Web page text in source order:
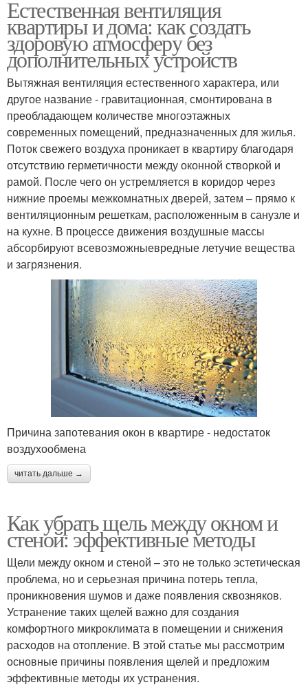
Естественная вентиляция
квартиры и дома: как создать
здоровую атмосферу без
дополнительных устройств
Вытяжная вентиляция естественного характера, или
другое название - гравитационная, смонтирована в
преобладающем количестве многоэтажных
современных помещений, предназначенных для жилья.
Поток свежего воздуха проникает в квартиру благодаря
отсутствию герметичности между оконной створкой и
рамой. После чего он устремляется в коридор через
нижние проемы межкомнатных дверей, затем – прямо к
вентиляционным решеткам, расположенным в санузле и
на кухне. В процессе движения воздушные массы
абсорбируют всевозможныевредные летучие вещества
и загрязнения.
Причина запотевания окон в квартире - недостаток
воздухообмена
читать дальше →
Как убрать щель между окном и
стеной: эффективные методы
Щели между окном и стеной – это не только эстетическая
проблема, но и серьезная причина потерь тепла,
проникновения шумов и даже появления сквозняков.
Устранение таких щелей важно для создания
комфортного микроклимата в помещении и снижения
расходов на отопление. В этой статье мы рассмотрим
основные причины появления щелей и предложим
эффективные методы их устранения.